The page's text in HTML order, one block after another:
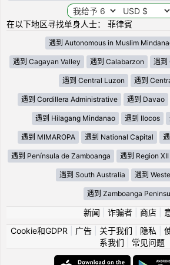
在以下地区寻找单身人士： 菲律賓
遇到 Autonomous in Muslim
遇到 Cagayan Valley 遇到 Calabarzon 遇到
遇到 Central Luzon 遇到
遇到 Cordillera Administrative 遇到 Davao
遇到 Hilagang Mindanao 遇到 Ilocos
遇到 MIMAROPA 遇到 National Capital
遇到 Península de Zamboanga 遇到 Region XII
遇到 South Australia 遇到
遇到 Zamboanga
新闻 诈骗者| 商店|
Cookie和GDPR
广告| 关于我们 隐私
系我们
常见问题